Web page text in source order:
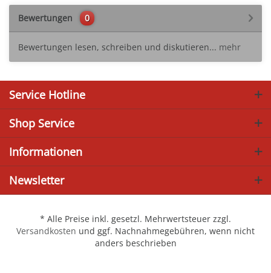
Bewertungen 0
Bewertungen lesen, schreiben und diskutieren... mehr
Service Hotline
Shop Service
Informationen
Newsletter
* Alle Preise inkl. gesetzl. Mehrwertsteuer zzgl.
Versandkosten und ggf. Nachnahmegebühren, wenn nicht
anders beschrieben